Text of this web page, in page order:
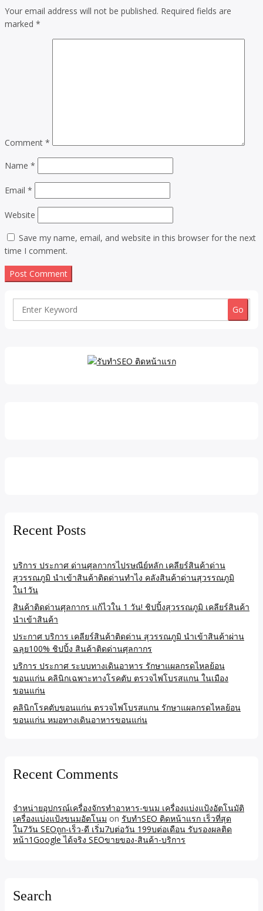
Your email address will not be published. Required fields are
marked *
Comment *
Name *
Email *
Website
Save my name, email, and website in this browser for the next
time I comment.
Search
Recent Posts
บริการ ประกาศ ด่านศุลกากรไปรษณีย์หลัก เคลียร์สินค้าด่าน
สุวรรณภูมิ นำเข้าสินค้าติดด่านทำไง คลังสินค้าด่านสุวรรณภูมิ
ใน1วัน
สินค้าติดด่านศุลกากร แก้ไวใน 1 วัน! ชิปปิ้งสุวรรณภูมิ เคลียร์สินค้า
นำเข้าสินค้า
ประกาศ บริการ เคลียร์สินค้าติดด่าน สุวรรณภูมิ นำเข้าสินค้าผ่าน
ฉลุย100% ชิปปิ้ง สินค้าติดด่านศุลกากร
บริการ ประกาศ ระบบทางเดินอาหาร รักษาแผลกรดไหลย้อน
ขอนแก่น คลินิกเฉพาะทางโรคตับ ตรวจไฟโบรสแกน ในเมือง
ขอนแก่น
คลินิกโรคตับขอนแก่น ตรวจไฟโบรสแกน รักษาแผลกรดไหลย้อน
ขอนแก่น หมอทางเดินอาหารขอนแก่น
Recent Comments
จำหน่ายอุปกรณ์เครื่องจักรทำอาหาร-ขนม เครื่องแบ่งแป้งอัตโนมัติ
เครื่องแบ่งแป้งขนมอัตโนม on รับทำSEO ติดหน้าแรก เร็วที่สุด
ใน7วัน SEOถูก-เร็ว-ดี เริ่ม7บต่อวัน 199บต่อเดือน รับรองผลติด
หน้า1Google ได้จริง SEOขายของ-สินค้า-บริการ
Search